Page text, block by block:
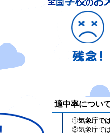
適中率につい
①気象庁で
②気象庁で